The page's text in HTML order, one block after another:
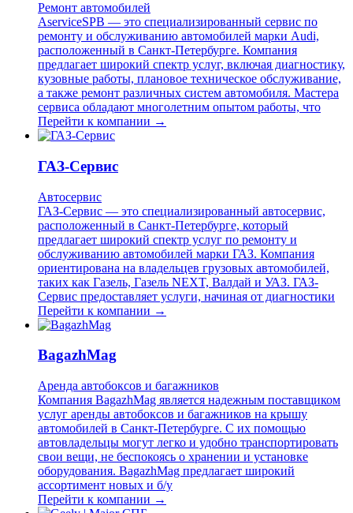
Ремонт автомобилей
AserviceSPB — это специализированный сервис по
ремонту и обслуживанию автомобилей марки Audi,
расположенный в Санкт-Петербурге. Компания
предлагает широкий спектр услуг, включая диагностику,
кузовные работы, плановое техническое обслуживание,
а также ремонт различных систем автомобиля. Мастера
сервиса обладают многолетним опытом работы, что
Перейти к компании →
ГАЗ-Сервис
Автосервис
ГАЗ-Сервис — это специализированный автосервис,
расположенный в Санкт-Петербурге, который
предлагает широкий спектр услуг по ремонту и
обслуживанию автомобилей марки ГАЗ. Компания
ориентирована на владельцев грузовых автомобилей,
таких как Газель, Газель NEXT, Валдай и УАЗ. ГАЗ-
Сервис предоставляет услуги, начиная от диагностики
Перейти к компании →
BagazhMag
Аренда автобоксов и багажников
Компания BagazhMag является надежным поставщиком
услуг аренды автобоксов и багажников на крышу
автомобилей в Санкт-Петербурге. С их помощью
автовладельцы могут легко и удобно транспортировать
свои вещи, не беспокоясь о хранении и установке
оборудования. BagazhMag предлагает широкий
ассортимент новых и б/у
Перейти к компании →